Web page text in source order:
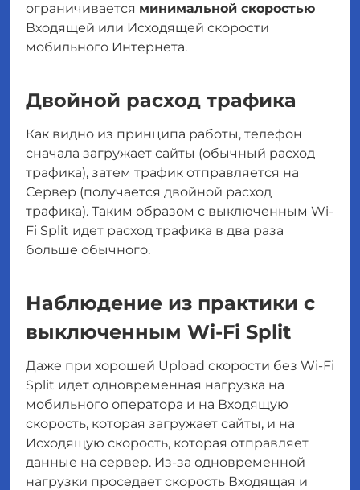
ограничивается минимальной скоростью
Входящей или Исходящей скорости
мобильного Интернета.
Двойной расход трафика
Как видно из принципа работы, телефон
сначала загружает сайты (обычный расход
трафика), затем трафик отправляется на
Сервер (получается двойной расход
трафика). Таким образом с выключенным Wi-
Fi Split идет расход трафика в два раза
больше обычного.
Наблюдение из практики с
выключенным Wi-Fi Split
Даже при хорошей Upload скорости без Wi-Fi
Split идет одновременная нагрузка на
мобильного оператора и на Входящую
скорость, которая загружает сайты, и на
Исходящую скорость, которая отправляет
данные на сервер. Из-за одновременной
нагрузки проседает скорость Входящая и